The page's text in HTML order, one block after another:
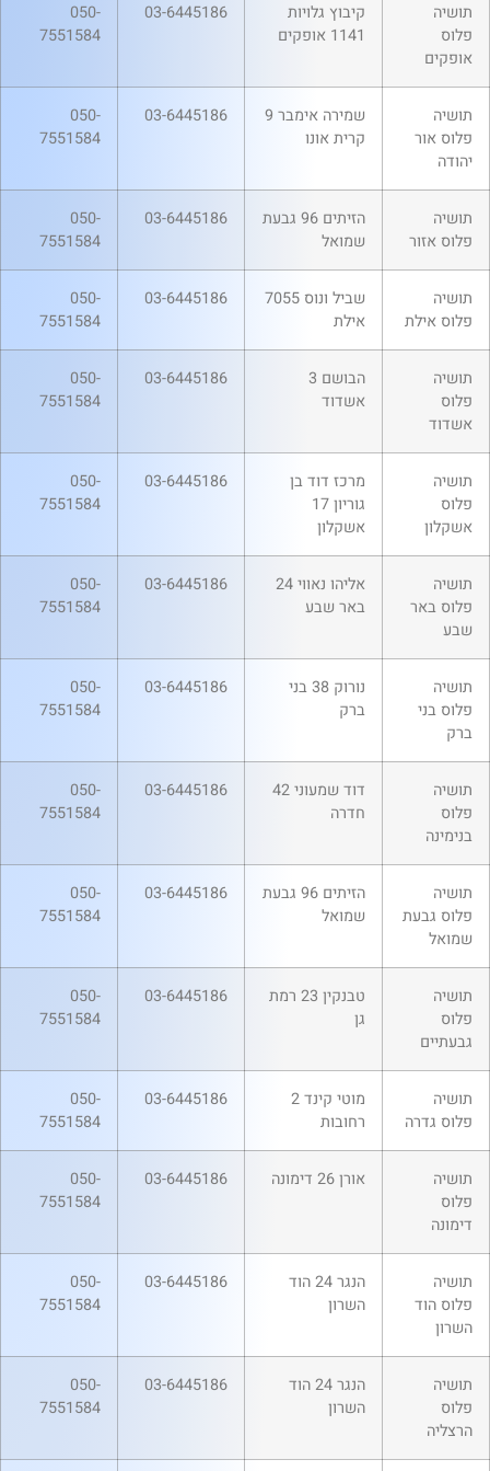
תושיה
פלוס
אופקים
קיבוץ גלויות
1141 אופקים
03-6445186
050-
7551584
תושיה
פלוס אור
יהודה
שמירה אימבר 9
קרית אונו
03-6445186
050-
7551584
תושיה
פלוס אזור
הזיתים 96 גבעת
שמואל
03-6445186
050-
7551584
תושיה
פלוס אילת
שביל ונוס 7055
אילת
03-6445186
050-
7551584
תושיה
פלוס
אשדוד
הבושם 3
אשדוד
03-6445186
050-
7551584
תושיה
פלוס
אשקלון
מרכז דוד בן
גוריון 17
אשקלון
03-6445186
050-
7551584
תושיה
פלוס באר
שבע
אליהו נאווי 24
באר שבע
03-6445186
050-
7551584
תושיה
פלוס בני
ברק
נורוק 38 בני
ברק
03-6445186
050-
7551584
תושיה
פלוס
בנימינה
דוד שמעוני 42
חדרה
03-6445186
050-
7551584
תושיה
פלוס גבעת
שמואל
הזיתים 96 גבעת
שמואל
03-6445186
050-
7551584
תושיה
פלוס
גבעתיים
טבנקין 23 רמת
גן
03-6445186
050-
7551584
תושיה
פלוס גדרה
מוטי קינד 2
רחובות
03-6445186
050-
7551584
תושיה
פלוס
דימונה
אורן 26 דימונה 03-6445186
050-
7551584
תושיה
פלוס הוד
השרון
הנגר 24 הוד
השרון
03-6445186
050-
7551584
תושיה
פלוס
הרצליה
הנגר 24 הוד
השרון
03-6445186
050-
7551584